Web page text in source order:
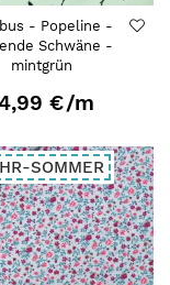
- Popeline -
Schwäne -
mintgrün
€/m
SOMMER